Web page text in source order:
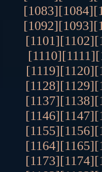
[1083][1084]
[1092][1093]
[1101][1102]
[1110][1111]
[1119][1120]
[1128][1129]
[1137][1138]
[1146][1147]
[1155][1156]
[1164][1165]
[1173][1174]